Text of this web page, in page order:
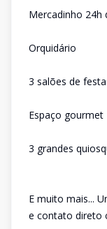
Mercadinho
Orquidário
3 salões de
Espaço gourmet
3 grandes
E muito mais...
e contato direto